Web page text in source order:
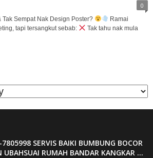
0
Tak Sempat Nak Design Poster?
Ramai
tapi tersangkut sebab:
Tak tahu nak mula
SERVIS BAIKI BUMBUNG BOCOR
UBAHSUAI RUMAH BANDAR KANGKAR ...